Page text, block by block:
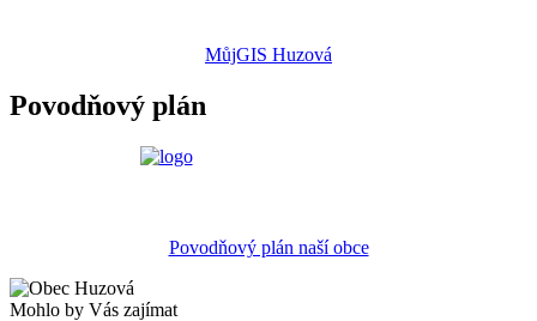
MůjGIS Huzová
Povodňový plán
Povodňový plán naší obce
Mohlo by Vás zajímat